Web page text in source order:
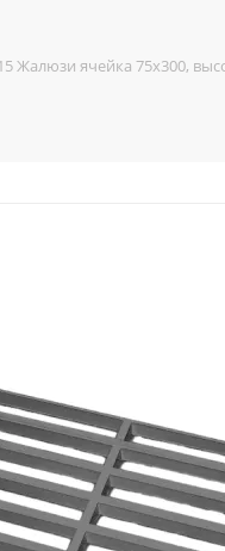
Жалюзи ячейка 75x300,